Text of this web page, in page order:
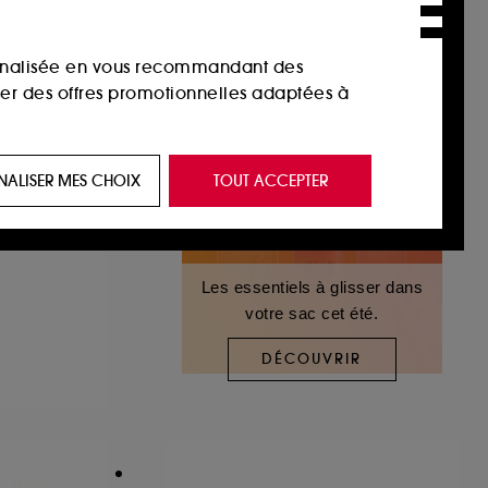
Les essentiels à glisser dans
votre sac cet été.
DÉCOUVRIR
en vous recommandant des
des offres promotionnelles adaptées à
vous plaire via des publicités, y compris
navigation sur notre site afin d’en
fraudes aux moyens de paiement et les
TOUT ACCEPTER
MES CHOIX